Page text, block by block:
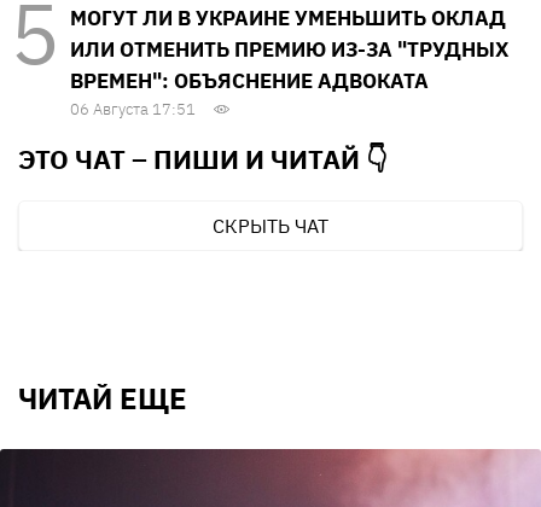
МОГУТ ЛИ В УКРАИНЕ УМЕНЬШИТЬ ОКЛАД
ИЛИ ОТМЕНИТЬ ПРЕМИЮ ИЗ-ЗА "ТРУДНЫХ
ВРЕМЕН": ОБЪЯСНЕНИЕ АДВОКАТА
06 Августа 17:51
ЭТО ЧАТ – ПИШИ И ЧИТАЙ 👇
СКРЫТЬ ЧАТ
ЧИТАЙ ЕЩЕ